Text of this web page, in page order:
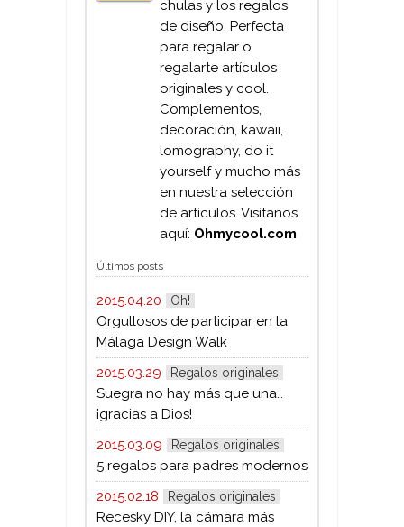
chulas y los regalos
de diseño. Perfecta
para regalar o
regalarte artículos
originales y cool.
Complementos,
decoración, kawaii,
lomography, do it
yourself y mucho más
en nuestra selección
de artículos. Visítanos
aquí: Ohmycool.com
Últimos posts
2015.04.20 Oh!
Orgullosos de participar en la
Málaga Design Walk
2015.03.29
Regalos originales
Suegra no hay más que una…
¡gracias a Dios!
2015.03.09
Regalos originales
5 regalos para padres modernos
2015.02.18
Regalos originales
Recesky DIY, la cámara más